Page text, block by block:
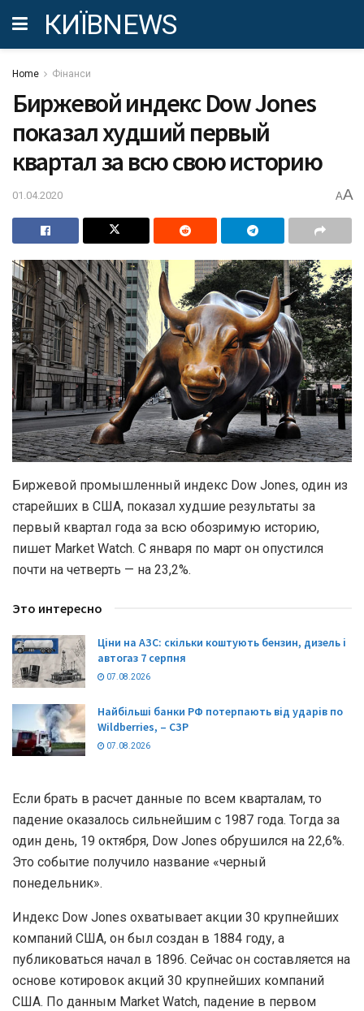
КИЇВNEWS
Home Фінанси
Биржевой индекс Dow Jones
показал худший первый
квартал за всю свою историю
01.04.2020 AA
Биржевой промышленный индекс Dow Jones, один из
старейших в США, показал худшие результаты за
первый квартал года за всю обозримую историю,
пишет Market Watch. С января по март он опустился
почти на четверть — на 23,2%.
Это интересно
Ціни на АЗС: скільки коштують бензин, дизель і
автогаз 7 серпня
07.08.2026
Найбільші банки РФ потерпають від ударів по
Wildberries, – СЗР
07.08.2026
Если брать в расчет данные по всем кварталам, то
падение оказалось сильнейшим с 1987 года. Тогда за
один день, 19 октября, Dow Jones обрушился на 22,6%.
Это событие получило название «черный
понедельник».
Индекс Dow Jones охватывает акции 30 крупнейших
компаний США, он был создан в 1884 году, а
публиковаться начал в 1896. Сейчас он составляется на
основе котировок акций 30 крупнейших компаний
США. По данным Market Watch, падение в первом